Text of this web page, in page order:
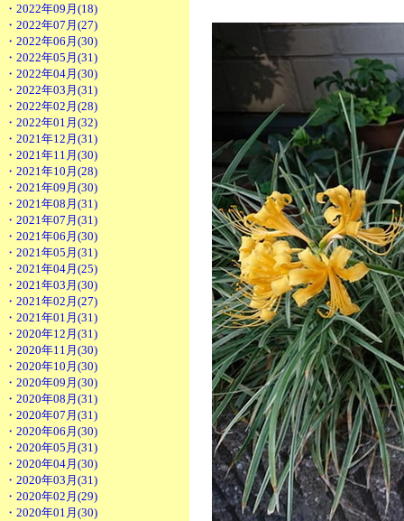
・2022年09月(18)
・2022年07月(27)
・2022年06月(30)
・2022年05月(31)
・2022年04月(30)
・2022年03月(31)
・2022年02月(28)
・2022年01月(32)
・2021年12月(31)
・2021年11月(30)
・2021年10月(28)
・2021年09月(30)
・2021年08月(31)
・2021年07月(31)
・2021年06月(30)
・2021年05月(31)
・2021年04月(25)
・2021年03月(30)
・2021年02月(27)
・2021年01月(31)
・2020年12月(31)
・2020年11月(30)
・2020年10月(30)
・2020年09月(30)
・2020年08月(31)
・2020年07月(31)
・2020年06月(30)
・2020年05月(31)
・2020年04月(30)
・2020年03月(31)
・2020年02月(29)
・2020年01月(30)